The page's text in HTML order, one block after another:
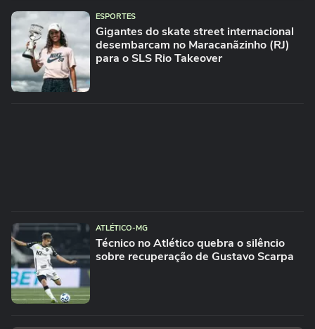
ESPORTES
Gigantes do skate street internacional
desembarcam no Maracanãzinho (RJ)
para o SLS Rio Takeover
ATLÉTICO-MG
Técnico no Atlético quebra o silêncio
sobre recuperação de Gustavo Scarpa